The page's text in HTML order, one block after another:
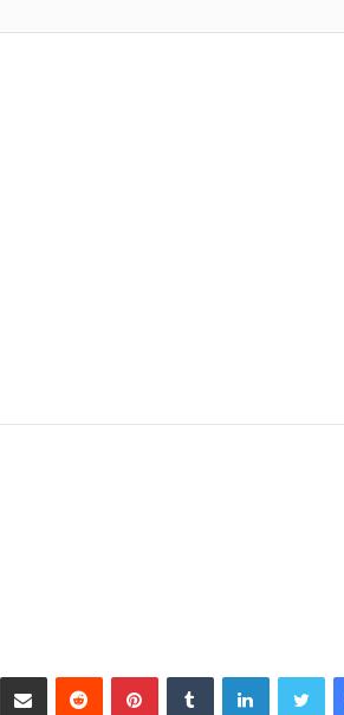
صادرة عن مركز الأدب العربي تغوص في هشاشة
فيسبوكتويتر لينكدإن ‏Tumblr بينتيريست
‏Reddit